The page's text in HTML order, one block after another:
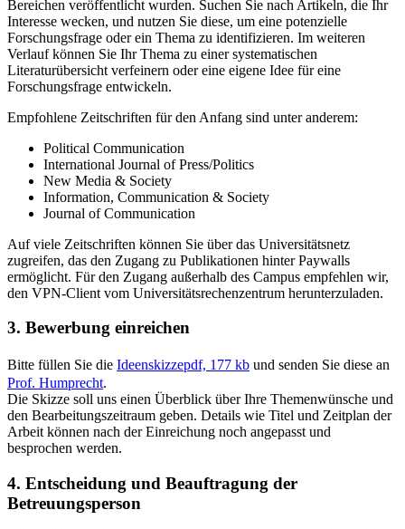
Bereichen veröffentlicht wurden. Suchen Sie nach Artikeln, die Ihr
Interesse wecken, und nutzen Sie diese, um eine potenzielle
Forschungsfrage oder ein Thema zu identifizieren. Im weiteren
Verlauf können Sie Ihr Thema zu einer systematischen
Literaturübersicht verfeinern oder eine eigene Idee für eine
Forschungsfrage entwickeln.
Empfohlene Zeitschriften für den Anfang sind unter anderem:
Political Communication
International Journal of Press/Politics
New Media & Society
Information, Communication & Society
Journal of Communication
Auf viele Zeitschriften können Sie über das Universitätsnetz
zugreifen, das den Zugang zu Publikationen hinter Paywalls
ermöglicht. Für den Zugang außerhalb des Campus empfehlen wir,
den VPN-Client vom Universitätsrechenzentrum herunterzuladen.
3. Bewerbung einreichen
Bitte füllen Sie die Ideenskizzepdf, 177 kb und senden Sie diese an
Prof. Humprecht.
Die Skizze soll uns einen Überblick über Ihre Themenwünsche und
den Bearbeitungszeitraum geben. Details wie Titel und Zeitplan der
Arbeit können nach der Einreichung noch angepasst und
besprochen werden.
4. Entscheidung und Beauftragung der
Betreuungsperson